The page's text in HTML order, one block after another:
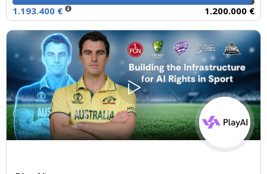
1.193.400 € 1.200.000 €